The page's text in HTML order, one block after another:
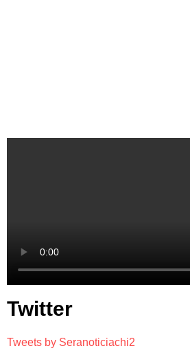
Twitter
Tweets by Seranoticiachi2